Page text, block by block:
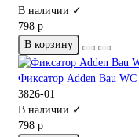
В наличии ✓
798 р
В корзину
Фиксатор Adden Bau
3826-01
В наличии ✓
798 р